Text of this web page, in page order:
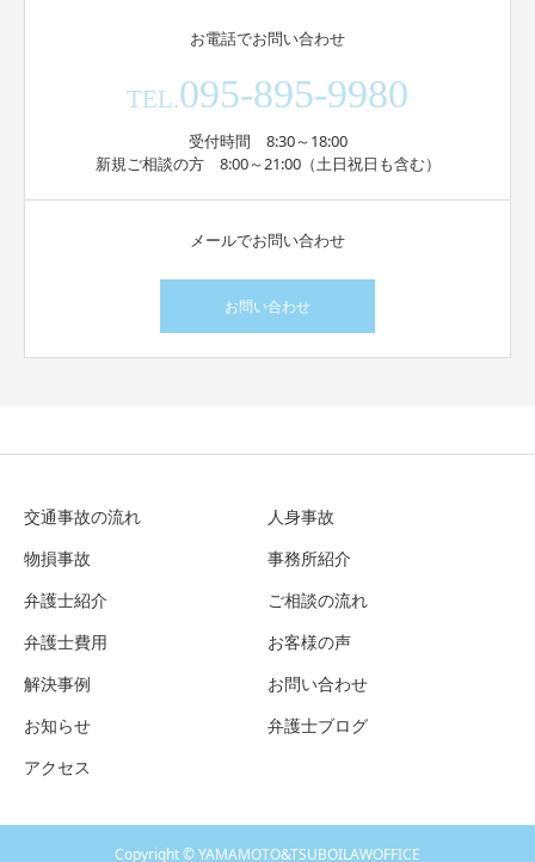
お電話でお問い合わせ
TEL.095-895-9980
受付時間 8:30～18:00
新規ご相談の方 8:00～21:00（土日祝日も含む）
メールでお問い合わせ
お問い合わせ
交通事故の流れ
人身事故
物損事故
事務所紹介
弁護士紹介
ご相談の流れ
弁護士費用
お客様の声
解決事例
お問い合わせ
お知らせ
弁護士ブログ
アクセス
Copyright © YAMAMOTO&TSUBOILAWOFFICE